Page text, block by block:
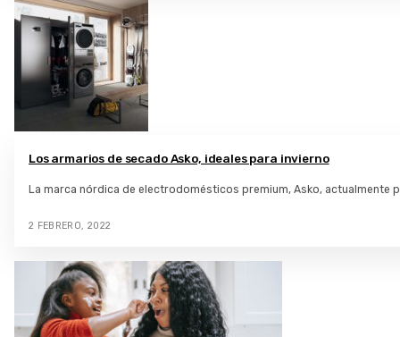
Los armarios de secado Asko, ideales para invierno
La marca nórdica de electrodomésticos premium, Asko, actualmente
2 FEBRERO, 2022